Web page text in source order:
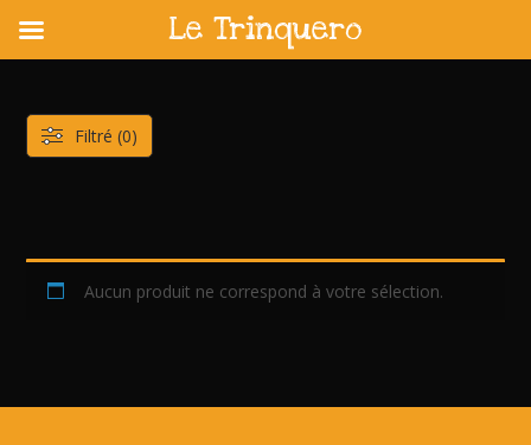
content
Aucun produit ne correspond à votre sélection.
Filtré (0)
Le Trinquero